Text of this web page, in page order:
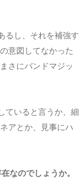
るし、それを補強す
意図してなかった
さにバンドマジッ
ていると言うか、細
アとか、見事にハ
なのでしょうか。